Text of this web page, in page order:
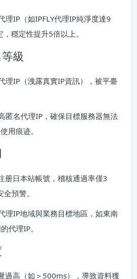
理IP（如IPFLY代理IP純淨度達9
穩定性提升5倍以上。
級
理IP（洩露真實IP資訊），被平臺
匿名代理IP，確保目標服務器無法
用痕迹。
册日本站帳號，稽核通過率僅3
預警。
理IP地域與業務目標地區，如東南
代理IP。
過高（如＞500ms），導致資料獲